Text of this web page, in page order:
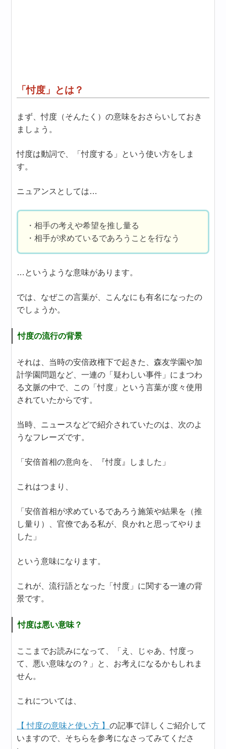
「忖度」とは？
まず、忖度（そんたく）の意味をおさらいしておき
ましょう。
忖度は動詞で、「忖度する」という使い方をしま
す。
ニュアンスとしては…
・相手の考えや希望を推し量る
・相手が求めているであろうことを行なう
…というような意味があります。
では、なぜこの言葉が、こんなにも有名になったの
でしょうか。
忖度の流行の背景
それは、当時の安倍政権下で起きた、森友学園や加
計学園問題など、一連の「疑わしい事件」にまつわ
る文脈の中で、この「忖度」という言葉が度々使用
されていたからです。
当時、ニュースなどで紹介されていたのは、次のよ
うなフレーズです。
「安倍首相の意向を、『忖度』しました」
これはつまり、
「安倍首相が求めているであろう施策や結果を（推
し量り）、官僚である私が、良かれと思ってやりま
した」
という意味になります。
これが、流行語となった「忖度」に関する一連の背
景です。
忖度は悪い意味？
ここまでお読みになって、「え、じゃあ、忖度っ
て、悪い意味なの？」と、お考えになるかもしれま
せん。
これについては、
【 忖度の意味と使い方 】の記事で詳しくご紹介して
いますので、そちらを参考になさってみてくださ